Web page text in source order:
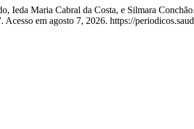
Ieda Maria Cabral da Costa, e Silmara
Acesso em agosto 7, 2026. https://